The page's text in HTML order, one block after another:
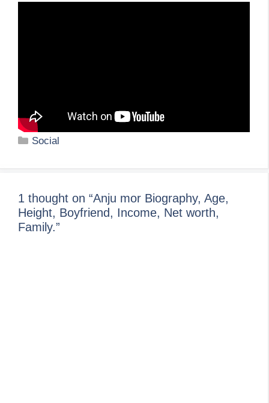
Categories
Social
1 thought on “Anju mor Biography, Age,
Height, Boyfriend, Income, Net worth,
Family.”